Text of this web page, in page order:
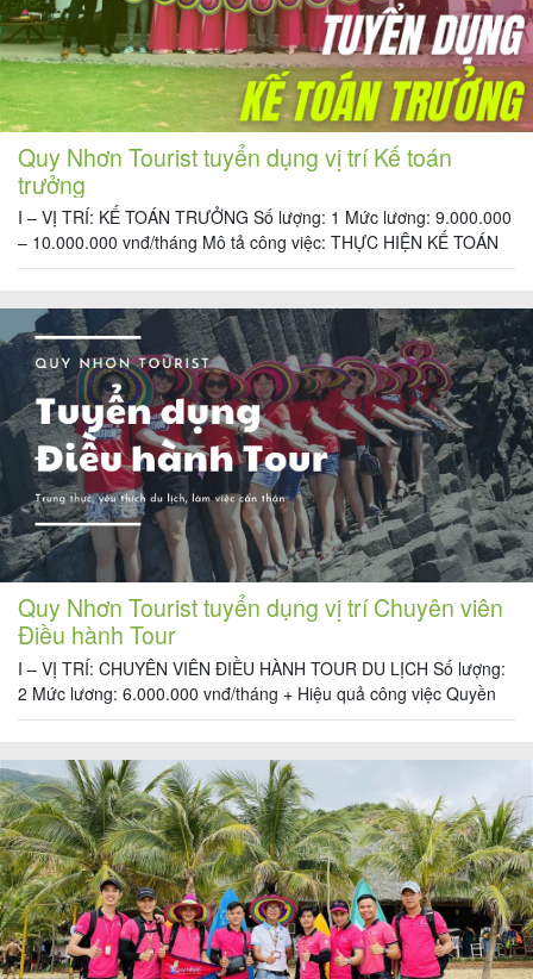
Tuyển
dụng
Liên
hệ
Quy Nhơn Tourist tuyển dụng vị trí Kế toán
trưởng
I – VỊ TRÍ: KẾ TOÁN TRƯỞNG Số lượng: 1 Mức lương: 9.000.000
– 10.000.000 vnđ/tháng Mô tả công việc: THỰC HIỆN KẾ TOÁN
TỔNG HỢP CHO 3 ĐƠN VỊ THUỘC TỔNG CÔNG TY (TRONG
VIỆC SAU: 1. Chịu trách nhiệm quản lý hồ […]
Quy Nhơn Tourist tuyển dụng vị trí Chuyên viên
Điều hành Tour
I – VỊ TRÍ: CHUYÊN VIÊN ĐIỀU HÀNH TOUR DU LỊCH Số lượng:
2 Mức lương: 6.000.000 vnđ/tháng + Hiệu quả công việc Quyền
lợi được hưởng: + Được tham gia đầy đủ các loại BHXH, BHYT,
Được nghỉ dưỡng, du […]